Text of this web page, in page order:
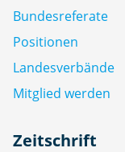
Bundesreferate
Positionen
Landesverbände
Mitglied werden
Zeitschrift